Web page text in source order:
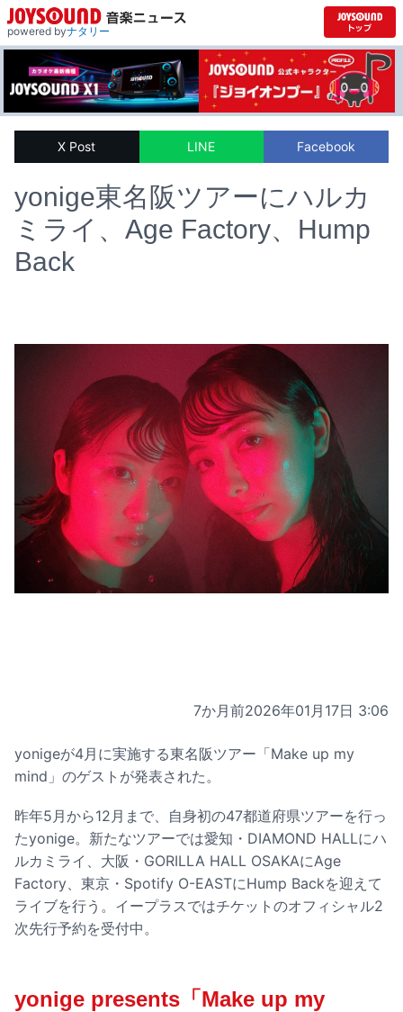
powered byナタリー
X Post LINE Facebook
yonige東名阪ツアーにハルカ
ミライ、Age Factory、Hump
Back
7か月前2026年01月17日 3:06
yonigeが4月に実施する東名阪ツアー「Make up my
mind」のゲストが発表された。
昨年5月から12月まで、自身初の47都道府県ツアーを行っ
たyonige。新たなツアーでは愛知・DIAMOND HALLにハ
ルカミライ、大阪・GORILLA HALL OSAKAにAge
Factory、東京・Spotify O-EASTにHump Backを迎えて
ライブを行う。イープラスではチケットのオフィシャル2
次先行予約を受付中。
yonige presents「Make up my